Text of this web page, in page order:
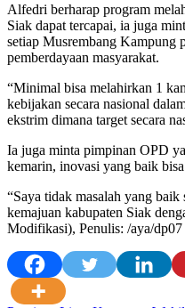
Alfedri berharap program
Siak dapat tercapai, ia juga
setiap Musrembang Kampung
pemberdayaan masyarakat.
“Minimal bisa melahirkan 1
kebijakan secara nasional
ekstrim dimana target secara
Ia juga minta pimpinan OPD
kemarin, inovasi yang baik
“Saya tidak masalah yang
kemajuan kabupaten Siak
Modifikasi), Penulis: /aya/